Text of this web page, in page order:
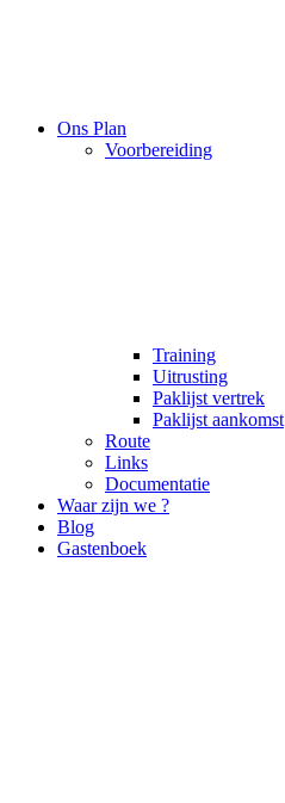
Ons Plan
Voorbereiding
Training
Uitrusting
Paklijst vertrek
Paklijst aankomst
Route
Links
Documentatie
Waar zijn we ?
Blog
Gastenboek